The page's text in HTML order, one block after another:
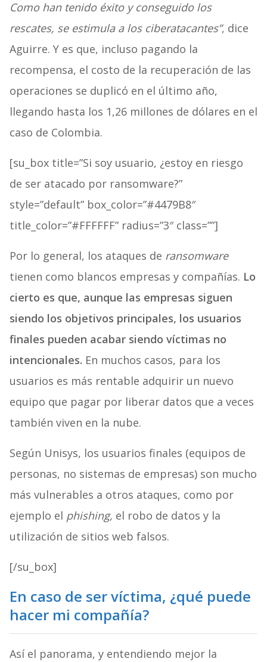
Como han tenido éxito y conseguido los
rescates, se estimula a los ciberatacantes”, dice
Aguirre. Y es que, incluso pagando la
recompensa, el costo de la recuperación de las
operaciones se duplicó en el último año,
llegando hasta los 1,26 millones de dólares en el
caso de Colombia.
[su_box title=”Si soy usuario, ¿estoy en riesgo
de ser atacado por ransomware?”
style=”default” box_color=”#4479B8″
title_color=”#FFFFFF” radius=”3″ class=””]
Por lo general, los ataques de ransomware
tienen como blancos empresas y compañías. Lo
cierto es que, aunque las empresas siguen
siendo los objetivos principales, los usuarios
finales pueden acabar siendo víctimas no
intencionales. En muchos casos, para los
usuarios es más rentable adquirir un nuevo
equipo que pagar por liberar datos que a veces
también viven en la nube.
Según Unisys, los usuarios finales (equipos de
personas, no sistemas de empresas) son mucho
más vulnerables a otros ataques, como por
ejemplo el phishing, el robo de datos y la
utilización de sitios web falsos.
[/su_box]
En caso de ser víctima, ¿qué puede
hacer mi compañía?
Así el panorama, y entendiendo mejor la